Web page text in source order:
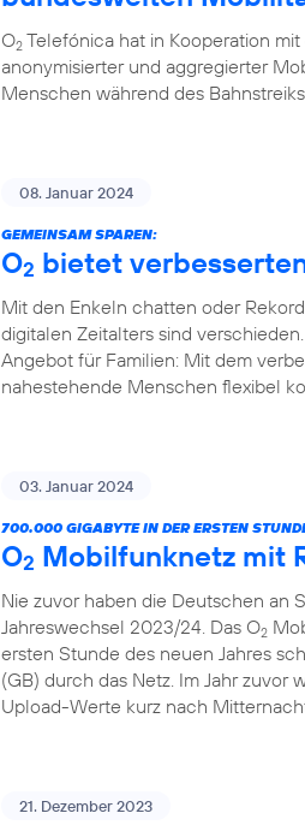
O2 Telefónica hat in Kooperation
anonymisierter und aggregierter
Menschen während des
08. Januar 2024
GEMEINSAM SPAREN:
O2 bietet
Mit den Enkeln chatten oder
digitalen Zeitalters sind
Angebot für Familien: Mit dem
nahestehende Menschen flexibel
03. Januar 2024
700.000 GIGABYTE IN DER ERSTEN
O2 Mobilfunknetz mit
Nie zuvor haben die Deutschen an
Jahreswechsel 2023/24. Das O2
ersten Stunde des neuen Jahres
(GB) durch das Netz. Im Jahr zuvor
Upload-Werte kurz nach
21. Dezember 2023